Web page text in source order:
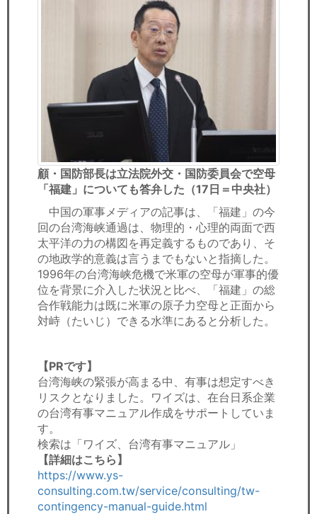
顧・国防部長は立法院外交・国防委員会で空母
「福建」についても答弁した（17日＝中央社）
中国の軍事メディアの記事は、「福建」の今
回の台湾海峡通過は、物理的・心理的両面で西
太平洋の力の構図を再定義するものであり、そ
の地政学的意義は言うまでもないと指摘した。
1996年の台湾海峡危機で米軍の空母が軍事的優
位を背景に介入した状況と比べ、「福建」の総
合作戦能力は既に米軍の原子力空母と正面から
対峙（たいじ）できる水準にあると分析した。
【PRです】
台湾海峡の緊張が高まる中、有事は想定すべき
リスクとなりました。ワイズは、在台日系企業
の台湾有事マニュアル作成をサポートしていま
す。
検索は「ワイズ、台湾有事マニュアル」
【詳細はこちら】
https://www.ys-
consulting.com.tw/service/consulting/tw-
contingency-manual-guide.html